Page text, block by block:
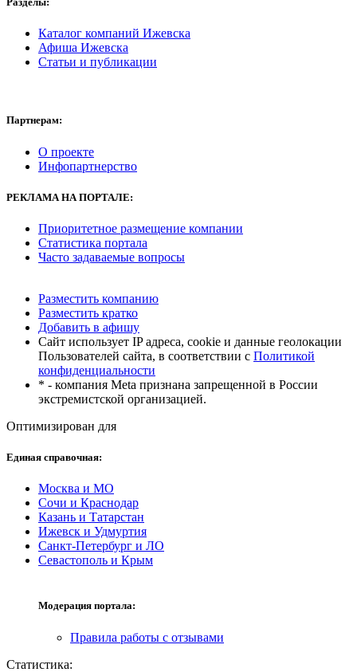
Каталог компаний Ижевска
Афиша Ижевска
Статьи и публикации
Партнерам:
О проекте
Инфопартнерство
РЕКЛАМА НА ПОРТАЛЕ:
Приоритетное размещение компании
Статистика портала
Часто задаваемые вопросы
Разместить компанию
Разместить кратко
Добавить в афишу
Сайт использует IP адреса, cookie и данные геолокации
Пользователей сайта, в соответствии с Политикой
конфиденциальности
* - компания Meta признана запрещенной в России
экстремистской организацией.
Оптимизирован для
Единая справочная:
Москва и МО
Сочи и Краснодар
Казань и Татарстан
Ижевск и Удмуртия
Санкт-Петербург и ЛО
Севастополь и Крым
Модерация портала:
Правила работы с отзывами
Статистика: